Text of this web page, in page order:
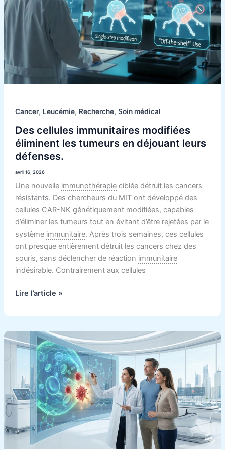
Cancer, Leucémie, Recherche, Soin médical
Des cellules immunitaires modifiées
éliminent les tumeurs en déjouant leurs
défenses.
avril 16, 2026
Une nouvelle immunothérapieciblée détruit les cancers
résistants. Des chercheurs du MIT ont développé des
cellules CAR-NK génétiquement modifiées, capables
d’éliminer les tumeurs tout en évitant d’être rejetées par le
système immunitaire. Après trois semaines, ces cellules
ont presque entièrement détruit les cancers chez des
souris, sans déclencher de réaction immunitaire
indésirable. Contrairement aux cellules
Lire l’article »
Cancers
du
comment
déclencher
une
utile